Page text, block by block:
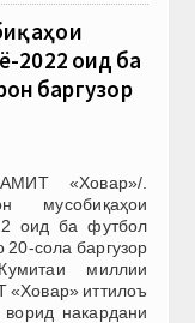
2022 оид ба
баргузор
«Ховар»/.
мусобиқаҳои
оид ба футбол
20-сола баргузор
миллии
иттилоъ
накардани